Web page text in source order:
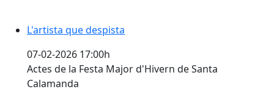
L'artista que despista
07-02-2026 17:00h
Actes de la Festa Major d'Hivern de Santa
Calamanda